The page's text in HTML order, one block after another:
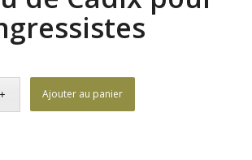
Ajouter au panier